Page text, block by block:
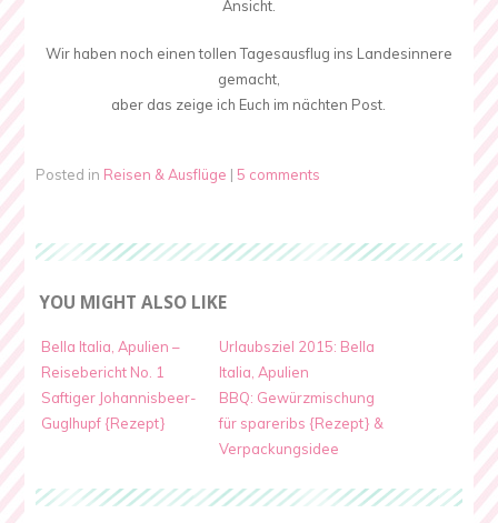
Ansicht.
Wir haben noch einen tollen Tagesausflug ins Landesinnere
gemacht,
aber das zeige ich Euch im nächten Post.
Posted in Reisen & Ausflüge |5 comments
YOU MIGHT ALSO LIKE
Bella Italia, Apulien –
Reisebericht No. 1
Urlaubsziel 2015: Bella
Italia, Apulien
Saftiger Johannisbeer-
Guglhupf {Rezept}
BBQ: Gewürzmischung
für spareribs {Rezept} &
Verpackungsidee